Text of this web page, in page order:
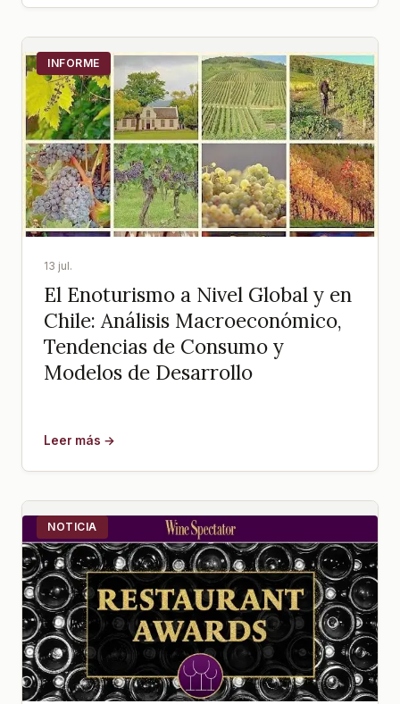
INFORME
13 jul.
El Enoturismo a Nivel Global y en
Chile: Análisis Macroeconómico,
Tendencias de Consumo y
Modelos de Desarrollo
Leer más →
NOTICIA